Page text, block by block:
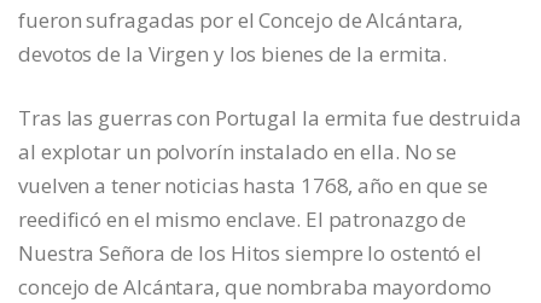
fueron sufragadas por el Concejo de Alcántara,
devotos de la Virgen y los bienes de la ermita.
Tras las guerras con Portugal la ermita fue destruida
al explotar un polvorín instalado en ella. No se
vuelven a tener noticias hasta 1768, año en que se
reedificó en el mismo enclave. El patronazgo de
Nuestra Señora de los Hitos siempre lo ostentó el
concejo de Alcántara, que nombraba mayordomo